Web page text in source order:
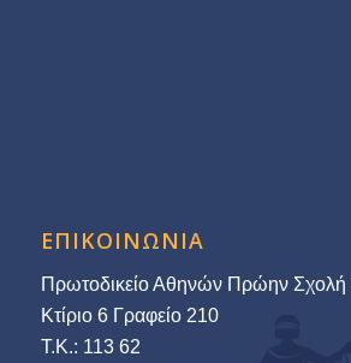
ΕΠΙΚΟΙΝΩΝΙΑ
Πρωτοδικείο Αθηνών Πρώην Σχολή
Κτίριο 6 Γραφείο 210
Τ.Κ.: 113 62